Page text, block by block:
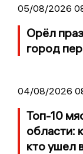
05/08/2026
Орёл
город
04/08/2026
Топ-10
области:
кто ушел